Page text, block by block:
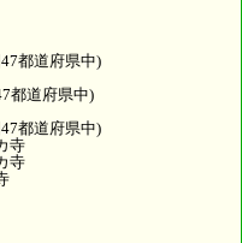
都道府県中)
都道府県中)
都道府県中)
寺
寺